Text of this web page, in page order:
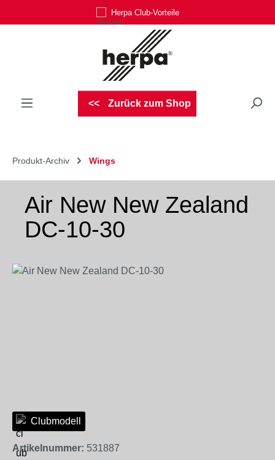
Zum Hauptinhalt springenHerpa Club-Vorteile
Zurück zum Shop
Produkt-Archiv Wings
Air New New Zealand
DC-10-30
Bildergalerie überspringen
Clubmodell
Artikelnummer: 531887